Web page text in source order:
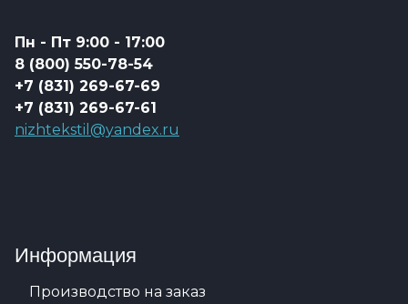
Пн - Пт 9:00 - 17:00
8 (800) 550-78-54
+7 (831) 269-67-69
+7 (831) 269-67-61
nizhtekstil@yandex.ru
Информация
Производство на заказ